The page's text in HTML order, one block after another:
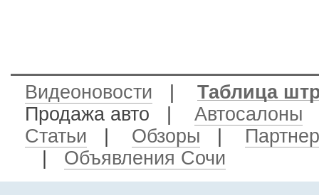
Видеоновости
Таблица
Продажа авто
Автосалоны
Статьи
Обзоры
Объявления Сочи